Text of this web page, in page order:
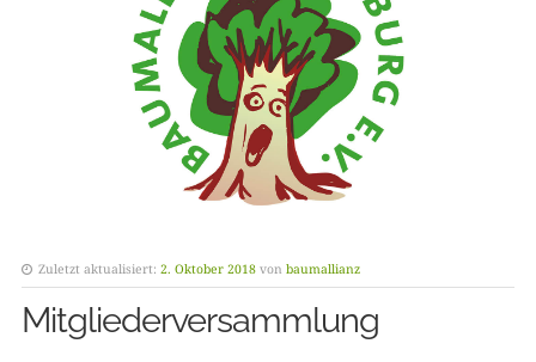
Zuletzt aktualisiert: 2. Oktober 2018 von baumallianz
Mitgliederversammlung